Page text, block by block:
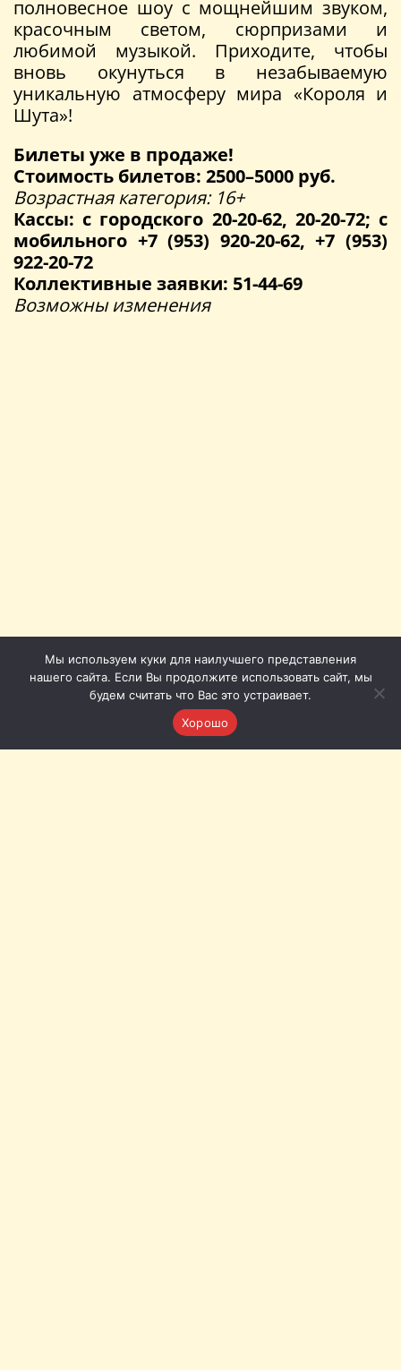
полновесное шоу с мощнейшим звуком,
красочным светом, сюрпризами и
любимой музыкой. Приходите, чтобы
вновь окунуться в незабываемую
уникальную атмосферу мира «Короля и
Шута»!
Билеты уже в продаже!
Стоимость билетов: 2500–5000 руб.
Возрастная категория: 16+
Кассы: с городского 20-20-62, 20-20-72; с
мобильного +7 (953) 920-20-62, +7 (953)
922-20-72
Коллективные заявки: 51-44-69
Возможны изменения
Мы используем куки для наилучшего представления
нашего сайта. Если Вы продолжите использовать сайт, мы
будем считать что Вас это устраивает.
Хорошо